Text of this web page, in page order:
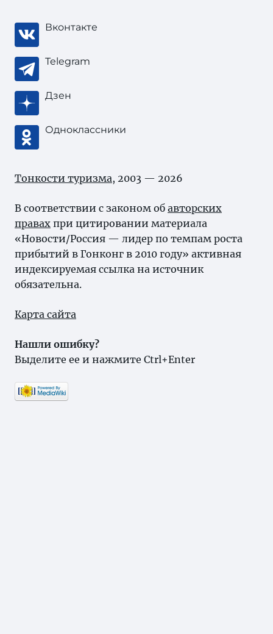
Вконтакте
Telegram
Дзен
Одноклассники
Тонкости туризма, 2003 — 2026
В соответствии с законом об авторских
правах при цитировании материала
«Новости/Россия — лидер по темпам роста
прибытий в Гонконг в 2010 году» активная
индексируемая ссылка на источник
обязательна.
Карта сайта
Нашли ошибку?
Выделите ее и нажмите Ctrl+Enter